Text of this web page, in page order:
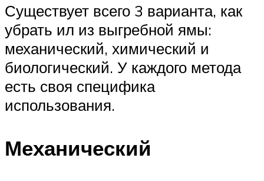
Существует всего 3 варианта, как
убрать ил из выгребной ямы:
механический, химический и
биологический. У каждого метода
есть своя специфика
использования.
Механический